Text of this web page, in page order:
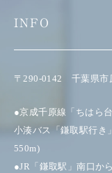
INFO
〒290-0142 千葉県市
●京成千原線「ちはら
小湊バス「鎌取駅行き
550m)
●JR「鎌取駅」南口か